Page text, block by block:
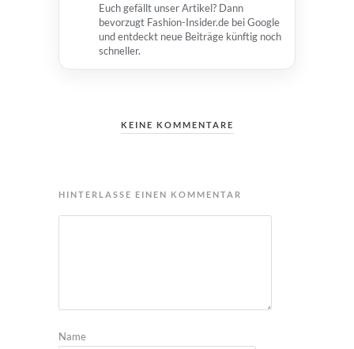
Euch gefällt unser Artikel? Dann
bevorzugt Fashion-Insider.de bei Google
und entdeckt neue Beiträge künftig noch
schneller.
KEINE KOMMENTARE
HINTERLASSE EINEN KOMMENTAR
Name